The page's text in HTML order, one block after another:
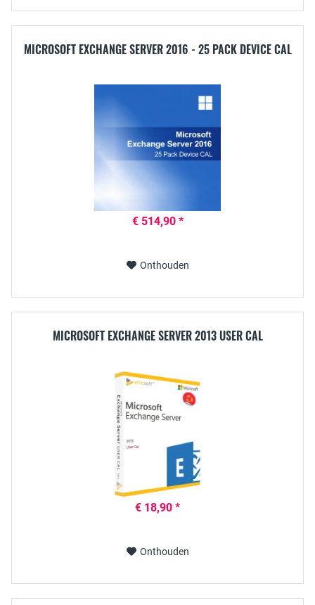
MICROSOFT EXCHANGE SERVER 2016 - 25 PACK DEVICE CAL
€ 514,90 *
Onthouden
MICROSOFT EXCHANGE SERVER 2013 USER CAL
€ 18,90 *
Onthouden